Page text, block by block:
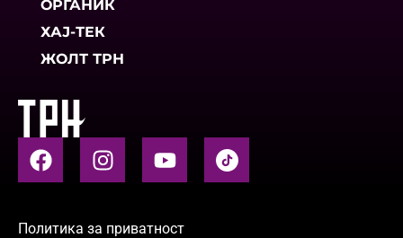
ОРГАНИК
ХАЈ-ТЕК
ЖОЛТ ТРН
Политика за приватност